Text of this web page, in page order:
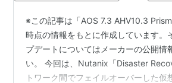
※この記事は「AOS 7.3 AHV10.3
時点の情報をもとに作成しています。
プデートについてはメーカーの公開情
い。 今回は、Nutanix「Disaster
トワーク間でフェイルオーバーした仮